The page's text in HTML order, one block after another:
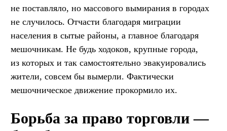
не поставляло, но массового вымирания в городах
не случилось. Отчасти благодаря миграции
населения в сытые районы, а главное благодаря
мешочникам. Не будь ходоков, крупные города,
из которых и так самостоятельно эвакуировались
жители, совсем бы вымерли. Фактически
мешочническое движение прокормило их.
Борьба за право торговли —